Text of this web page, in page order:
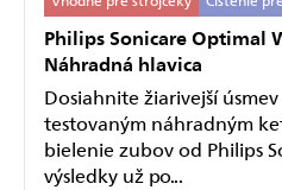
Philips Sonicare Optimal
Náhradná hlavica
Dosiahnite žiarivejší
testovaným náhradným
bielenie zubov od Philips
výsledky už po...